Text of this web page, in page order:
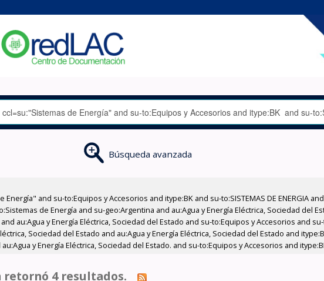
Búsqueda avanzada
and su-to:Equipos y Accesorios and itype:BK and su-to:SISTEMAS DE ENERGIA
de Energía and su-geo:Argentina and au:Agua y Energía Eléctrica, Sociedad del
au:Agua y Energía Eléctrica, Sociedad del Estado and su-to:Equipos y Accesorios and
Sociedad del Estado and au:Agua y Energía Eléctrica, Sociedad del Estado and
y Energía Eléctrica, Sociedad del Estado. and su-to:Equipos y Accesorios and
retornó 4 resultados.